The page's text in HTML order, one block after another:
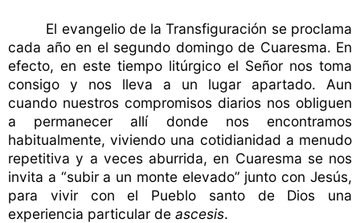
El evangelio de la Transfiguración se proclama
cada año en el segundo domingo de Cuaresma. En
efecto, en este tiempo litúrgico el Señor nos toma
consigo y nos lleva a un lugar apartado. Aun
cuando nuestros compromisos diarios nos obliguen
a permanecer allí donde nos encontramos
habitualmente, viviendo una cotidianidad a menudo
repetitiva y a veces aburrida, en Cuaresma se nos
invita a “subir a un monte elevado” junto con Jesús,
para vivir con el Pueblo santo de Dios una
experiencia particular de ascesis.